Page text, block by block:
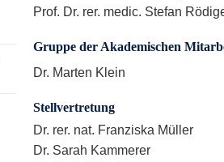
Prof. Dr. rer. medic. Stefan
Gruppe der Akademischen
Dr. Marten Klein
Stellvertretung
Dr. rer. nat. Franziska Müller
Dr. Sarah Kammerer